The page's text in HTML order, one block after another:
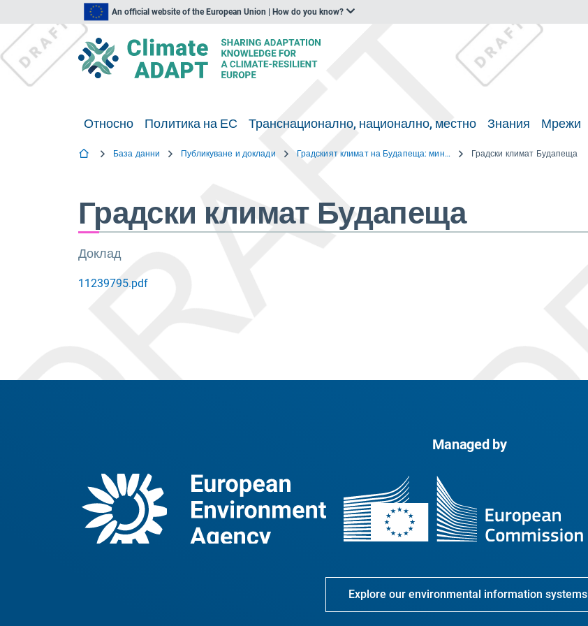
An official website of the European Union | How do you know?
Относно Политика на ЕС Транснационално, национално, местно Знания Мрежи
База данни Публикуване и доклади Градският климат на Будапеща: минало, настояще и бъдеще Градски климат Будапеща
Градски климат Будапеща
Доклад
11239795.pdf
Managed by
Explore our environmental information systems